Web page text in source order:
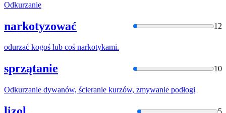
Odkurzanie
narkotyzować 12
odurzać kogoś lub coś narkotykami.
sprzątanie 10
Odkurzanie dywanów, ścieranie kurzów, zmywanie podłogi
5